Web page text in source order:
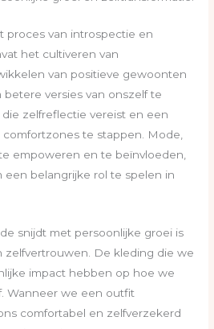
proces van introspectie en
het cultiveren van
van positieve gewoonten
versies van onszelf te
zelfreflectie vereist en een
te stappen. Mode,
empoweren en te beïnvloeden,
belangrijke rol te spelen in
snijdt met persoonlijke groei is
zelfvertrouwen. De kleding die we
impact hebben op hoe we
Wanneer we een outfit
comfortabel en zelfverzekerd